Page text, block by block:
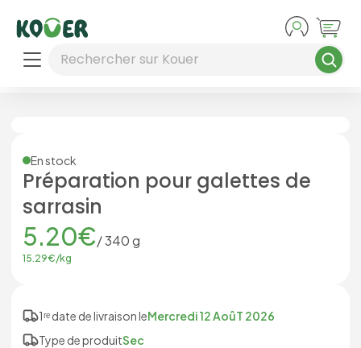
Rechercher sur Kouer
En stock
Préparation pour galettes de
sarrasin
5.20€/340g
15.29€/kg
1ʳᵉ date de livraison leMercredi 12 AoûT 2026
Type de produitSec